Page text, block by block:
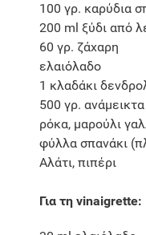
100 γρ. καρύδια
200 ml ξύδι από
60 γρ. ζάχαρη
ελαιόλαδο
1 κλαδάκι
500 γρ.
ρόκα, μαρούλι
φύλλα σπανάκι
Αλάτι, πιπέρι
Για τη vinaigrette: